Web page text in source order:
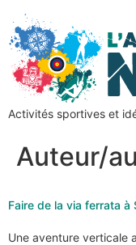
Activités sportives et
Auteur/
Faire de la via ferrata à
Une aventure verticale